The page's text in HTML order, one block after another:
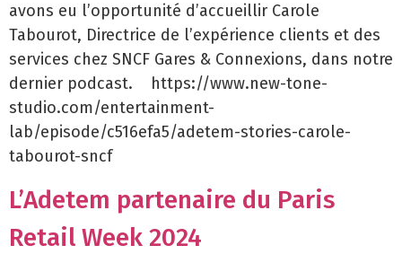
avons eu l’opportunité d’accueillir Carole
Tabourot, Directrice de l’expérience clients et des
services chez SNCF Gares & Connexions, dans notre
dernier podcast. https://www.new-tone-
studio.com/entertainment-
lab/episode/c516efa5/adetem-stories-carole-
tabourot-sncf
L’Adetem partenaire du Paris
Retail Week 2024